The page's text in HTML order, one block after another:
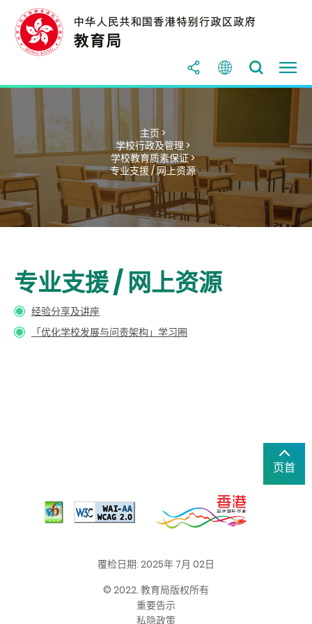
主页 >
学校行政及管理 >
学校教育质素保证 >
专业支援 / 网上资源
专业支援 / 网上资源
经验分享及讲座
「优化学校发展与问责架构」学习圈
页首
覆检日期: 2025年 7月 02日
© 2022. 教育局版权所有
重要告示
私隐政策